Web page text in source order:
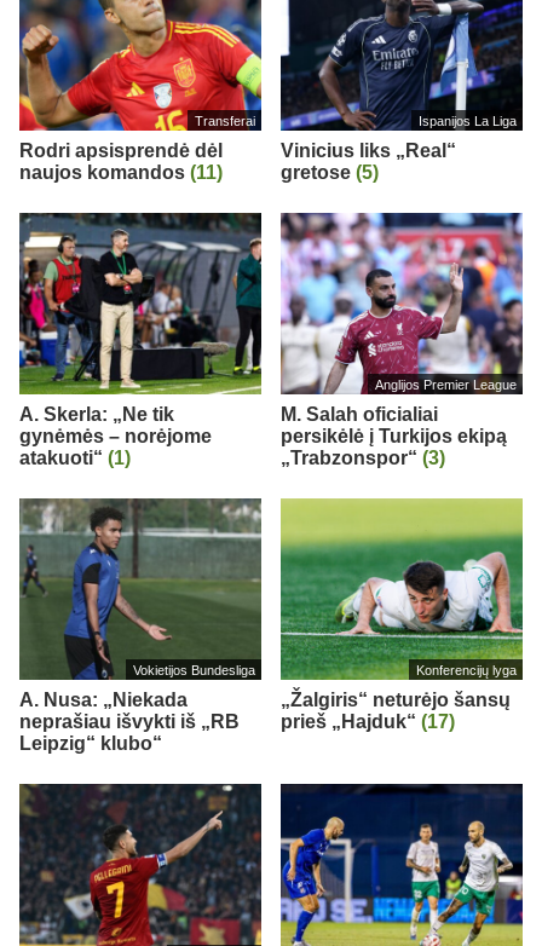
Transferai
Rodri apsisprendė dėl
naujos komandos (11)
Ispanijos La Liga
Vinicius liks „Real“
gretose (5)
A. Skerla: „Ne tik
gynėmės – norėjome
atakuoti“ (1)
Anglijos Premier League
M. Salah oficialiai
persikėlė į Turkijos ekipą
„Trabzonspor“ (3)
Vokietijos Bundesliga
A. Nusa: „Niekada
neprašiau išvykti iš „RB
Leipzig“ klubo“
Konferencijų lyga
„Žalgiris“ neturėjo šansų
prieš „Hajduk“ (17)